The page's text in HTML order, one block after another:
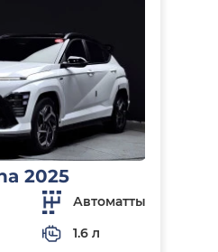
2025
Автоматты
1.6 л